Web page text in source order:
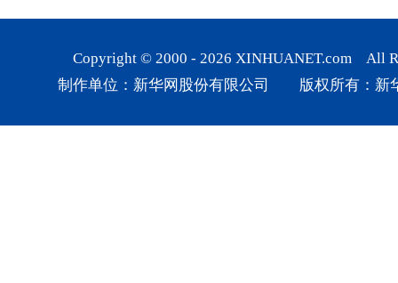
Copyright © 2000 - 2026 XINHUANET.com All
制作单位：新华网股份有限公司 版权所有：新